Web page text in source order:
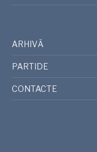
ARHIVĂ
PARTIDE
CONTACTE